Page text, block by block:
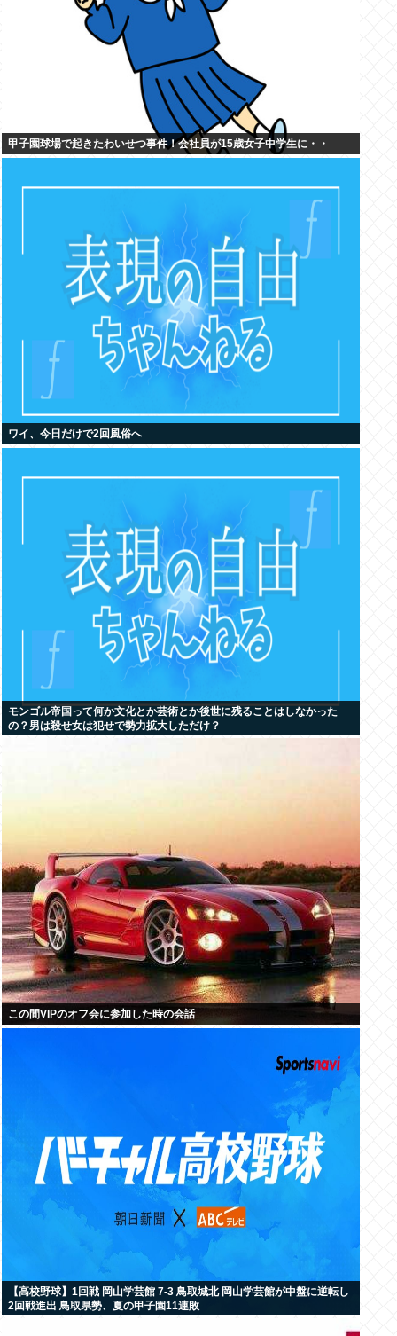
甲子園球場で起きたわいせつ事件！会社員が15歳女子中学生に・・
ワイ、今日だけで2回風俗へ
モンゴル帝国って何か文化とか芸術とか後世に残ることはしなかった
の？男は殺せ女は犯せで勢力拡大しただけ？
この間VIPのオフ会に参加した時の会話
【高校野球】1回戦 岡山学芸館 7-3 鳥取城北 岡山学芸館が中盤に逆転し
2回戦進出 鳥取県勢、夏の甲子園11連敗